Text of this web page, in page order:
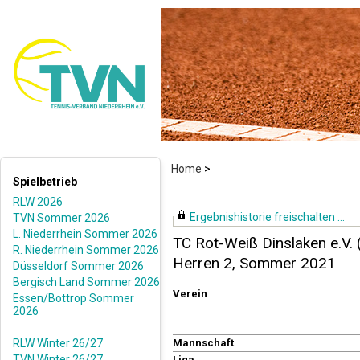
Home >
Spielbetrieb
RLW 2026
TVN Sommer 2026
L. Niederrhein Sommer 2026
R. Niederrhein Sommer 2026
Düsseldorf Sommer 2026
Bergisch Land Sommer 2026
Essen/Bottrop Sommer
2026
RLW Winter 26/27
Ergebnishistorie freischalten ...
TC Rot-Weiß Dinslaken
Herren 2, Sommer 2021
Verein
Mannschaft